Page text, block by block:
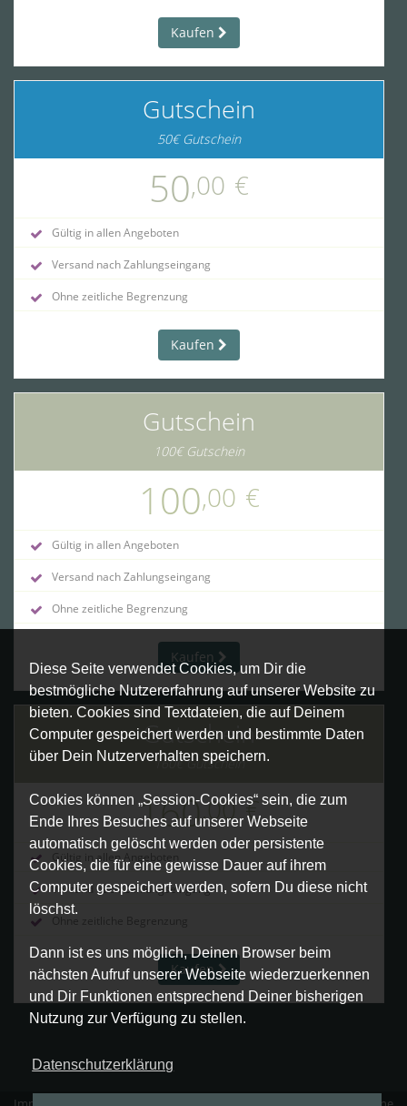
Diese Seite verwendet Cookies, um Dir die
bestmögliche Nutzererfahrung auf unserer Website zu
bieten. Cookies sind Textdateien, die auf Deinem
Computer gespeichert werden und bestimmte Daten
über Dein Nutzerverhalten speichern.
Cookies können „Session-Cookies“ sein, die zum
Ende Ihres Besuches auf unserer Webseite
automatisch gelöscht werden oder persistente
Cookies, die für eine gewisse Dauer auf ihrem
Computer gespeichert werden, sofern Du diese nicht
löschst.
Dann ist es uns möglich, Deinen Browser beim
nächsten Aufruf unserer Webseite wiederzuerkennen
und Dir Funktionen entsprechend Deiner bisherigen
Nutzung zur Verfügung zu stellen.
Datenschutzerklärung
Kaufen
Gutschein
50€ Gutschein
50,00 €
Gültig in allen Angeboten
Versand nach Zahlungseingang
Ohne zeitliche Begrenzung
Kaufen
Gutschein
100€ Gutschein
100,00 €
Gültig in allen Angeboten
Versand nach Zahlungseingang
Ohne zeitliche Begrenzung
Kaufen
Gutschein
160€ Gutschein
160,00 €
Gültig in allen Angeboten
Versand nach Zahlungseingang
Ohne zeitliche Begrenzung
Kaufen